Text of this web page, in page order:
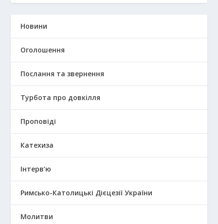
Новини
Оголошення
Послання та звернення
Турбота про довкілля
Проповіді
Катехиза
Інтерв’ю
Римсько-Католицькі Дієцезії України
Молитви